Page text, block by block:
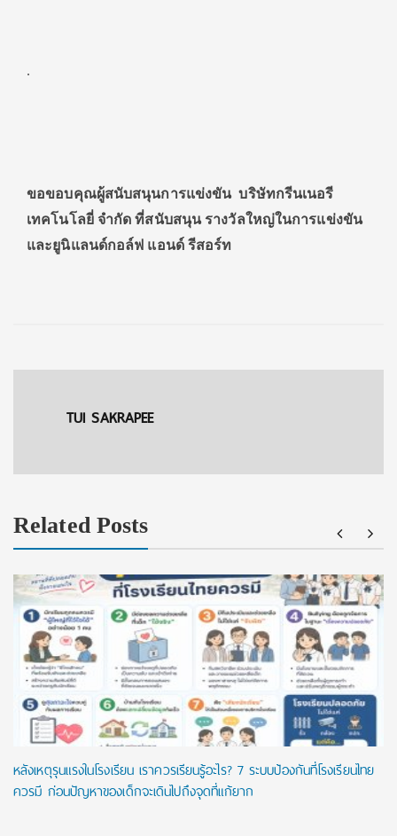
.
ขอขอบคุณผู้สนับสนุนการแข่งขัน บริษัทกรีนเนอรี
เทคโนโลยี่ จำกัด ที่สนับสนุน รางวัลใหญ่ในการแข่งขัน
และยูนิแลนด์กอล์ฟ แอนด์ รีสอร์ท
TUI SAKRAPEE
Related Posts
หลังเหตุรุนแรงในโรงเรียน เราควรเรียนรู้อะไร? 7 ระบบป้องกันที่โรงเรียนไทย
ควรมี ก่อนปัญหาของเด็กจะเดินไปถึงจุดที่แก้ยาก